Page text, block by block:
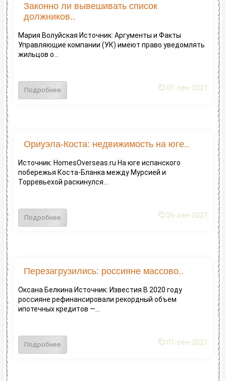
Законно ли вывешивать список
должников..
Мария Волуйская Источник: Аргументы и Факты
Управляющие компании (УК) имеют право уведомлять
жильцов о...
Подробнее 01-сен-2021
Ориуэла-Коста: недвижимость на юге..
Источник: HomesOverseas.ru На юге испанского
побережья Коста-Бланка между Мурсией и
Торревьехой раскинулся...
Подробнее 26-сен-2021
Перезагрузились: россияне массово..
Оксана Белкина Источник: Известия В 2020 году
россияне рефинансировали рекордный объем
ипотечных кредитов —...
Подробнее 01-сен-2021